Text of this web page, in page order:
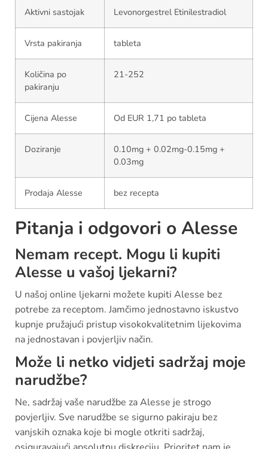
Aktivni sastojak Levonorgestrel Etinilestradiol
Vrsta pakiranja tableta
Količina po
pakiranju
21-252
Cijena Alesse Od EUR 1,71 po tableta
Doziranje
0.10mg + 0.02mg-0.15mg +
0.03mg
Prodaja Alesse bez recepta
Pitanja i odgovori o Alesse
Nemam recept. Mogu li kupiti
Alesse u vašoj ljekarni?
U našoj online ljekarni možete kupiti Alesse bez
potrebe za receptom. Jamčimo jednostavno iskustvo
kupnje pružajući pristup visokokvalitetnim lijekovima
na jednostavan i povjerljiv način.
Može li netko vidjeti sadržaj moje
narudžbe?
Ne, sadržaj vaše narudžbe za Alesse je strogo
povjerljiv. Sve narudžbe se sigurno pakiraju bez
vanjskih oznaka koje bi mogle otkriti sadržaj,